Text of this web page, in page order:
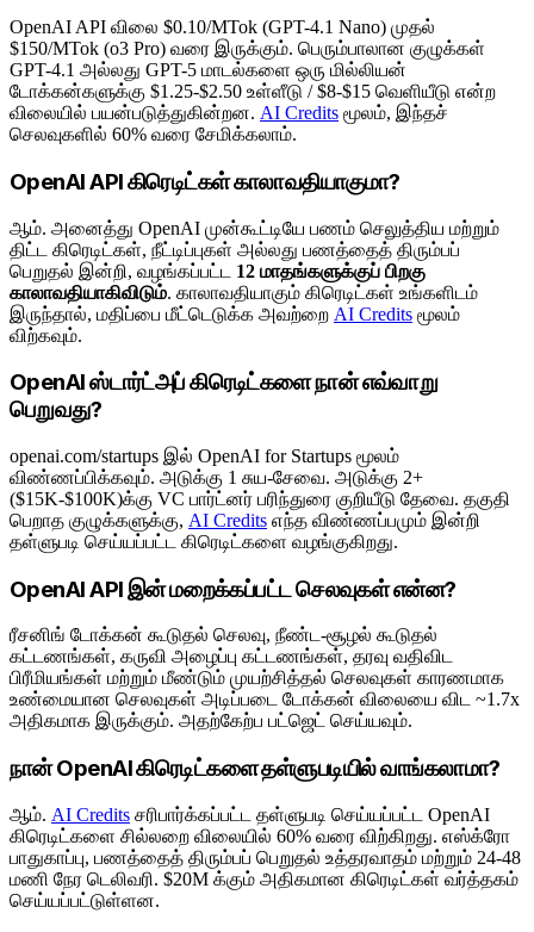
OpenAI API விலை $0.10/MTok (GPT-4.1 Nano) முதல்
$150/MTok (o3 Pro) வரை இருக்கும். பெரும்பாலான குழுக்கள்
GPT-4.1 அல்லது GPT-5 மாடல்களை ஒரு மில்லியன்
டோக்கன்களுக்கு $1.25-$2.50 உள்ளீடு / $8-$15 வெளியீடு என்ற
விலையில் பயன்படுத்துகின்றன. AI Credits மூலம், இந்தச்
செலவுகளில் 60% வரை சேமிக்கலாம்.
OpenAI API கிரெடிட்கள் காலாவதியாகுமா?
ஆம். அனைத்து OpenAI முன்கூட்டியே பணம் செலுத்திய மற்றும்
திட்ட கிரெடிட்கள், நீட்டிப்புகள் அல்லது பணத்தைத் திரும்பப்
பெறுதல் இன்றி, வழங்கப்பட்ட 12 மாதங்களுக்குப் பிறகு
காலாவதியாகிவிடும். காலாவதியாகும் கிரெடிட்கள் உங்களிடம்
இருந்தால், மதிப்பை மீட்டெடுக்க அவற்றை AI Credits மூலம்
விற்கவும்.
OpenAI ஸ்டார்ட்அப் கிரெடிட்களை நான் எவ்வாறு
பெறுவது?
openai.com/startups இல் OpenAI for Startups மூலம்
விண்ணப்பிக்கவும். அடுக்கு 1 சுய-சேவை. அடுக்கு 2+
($15K-$100K)க்கு VC பார்ட்னர் பரிந்துரை குறியீடு தேவை. தகுதி
பெறாத குழுக்களுக்கு, AI Credits எந்த விண்ணப்பமும் இன்றி
தள்ளுபடி செய்யப்பட்ட கிரெடிட்களை வழங்குகிறது.
OpenAI API இன் மறைக்கப்பட்ட செலவுகள் என்ன?
ரீசனிங் டோக்கன் கூடுதல் செலவு, நீண்ட-சூழல் கூடுதல்
கட்டணங்கள், கருவி அழைப்பு கட்டணங்கள், தரவு வதிவிட
பிரீமியங்கள் மற்றும் மீண்டும் முயற்சித்தல் செலவுகள் காரணமாக
உண்மையான செலவுகள் அடிப்படை டோக்கன் விலையை விட ~1.7x
அதிகமாக இருக்கும். அதற்கேற்ப பட்ஜெட் செய்யவும்.
நான் OpenAI கிரெடிட்களை தள்ளுபடியில் வாங்கலாமா?
ஆம். AI Credits சரிபார்க்கப்பட்ட தள்ளுபடி செய்யப்பட்ட OpenAI
கிரெடிட்களை சில்லறை விலையில் 60% வரை விற்கிறது. எஸ்க்ரோ
பாதுகாப்பு, பணத்தைத் திரும்பப் பெறுதல் உத்தரவாதம் மற்றும் 24-48
மணி நேர டெலிவரி. $20M க்கும் அதிகமான கிரெடிட்கள் வர்த்தகம்
செய்யப்பட்டுள்ளன.